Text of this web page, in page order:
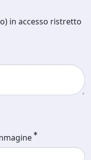
in accesso ristretto